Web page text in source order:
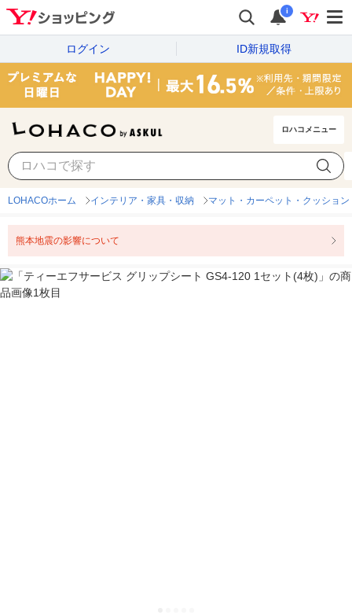
i
ログイン ID新規取得
ロハコメニュー
LOHACOホーム インテリア・家具・収納 マット・カーペット・クッション
熊本地震の影響について